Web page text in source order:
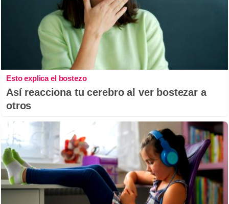
Esto explica el bostezo
Así reacciona tu cerebro al ver bostezar a
otros